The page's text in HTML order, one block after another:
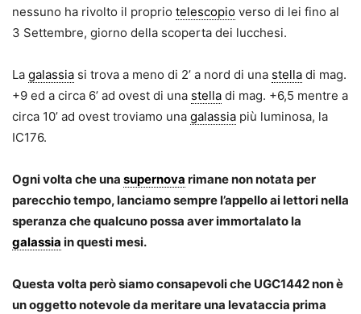
nessuno ha rivolto il proprio telescopio verso di lei fino al
3 Settembre, giorno della scoperta dei lucchesi.
La galassia si trova a meno di 2’ a nord di una stella di mag.
+9 ed a circa 6’ ad ovest di una stella di mag. +6,5 mentre a
circa 10’ ad ovest troviamo una galassia più luminosa, la
IC176.
Ogni volta che una supernova rimane non notata per
parecchio tempo, lanciamo sempre l’appello ai lettori nella
speranza che qualcuno possa aver immortalato la
galassia in questi mesi.
Questa volta però siamo consapevoli che UGC1442 non è
un oggetto notevole da meritare una levataccia prima